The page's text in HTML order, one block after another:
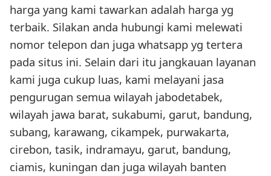
harga yang kami tawarkan adalah harga yg
terbaik. Silakan anda hubungi kami melewati
nomor telepon dan juga whatsapp yg tertera
pada situs ini. Selain dari itu jangkauan layanan
kami juga cukup luas, kami melayani jasa
pengurugan semua wilayah jabodetabek,
wilayah jawa barat, sukabumi, garut, bandung,
subang, karawang, cikampek, purwakarta,
cirebon, tasik, indramayu, garut, bandung,
ciamis, kuningan dan juga wilayah banten